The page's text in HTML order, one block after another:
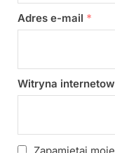
Adres e-mail *
Witryna